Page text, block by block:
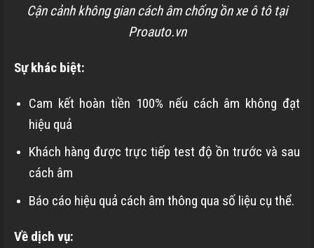
Cận cảnh không gian cách âm chống ồn xe ô tô tại
Proauto.vn
Sự khác biệt:
Cam kết hoàn tiền 100% nếu cách âm không đạt
hiệu quả
Khách hàng được trực tiếp test độ ồn trước và sau
cách âm
Báo cáo hiệu quả cách âm thông qua số liệu cụ thể.
Về dịch vụ: